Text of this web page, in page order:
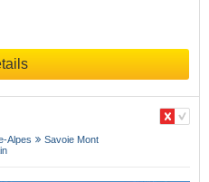
Alpes
Savoie Mont